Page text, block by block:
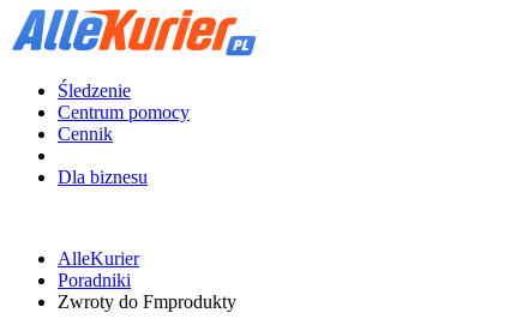
Śledzenie
Centrum pomocy
Cennik
Dla biznesu
AlleKurier
Poradniki
Zwroty do Fmprodukty